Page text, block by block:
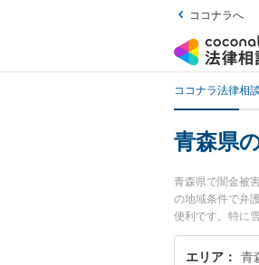
ココナラへ
ココナラ法律相談
青森県
青森県で闇金被
の地域条件で弁
便利です。特に
のプロフィール
決の実績豊富
エリア 青